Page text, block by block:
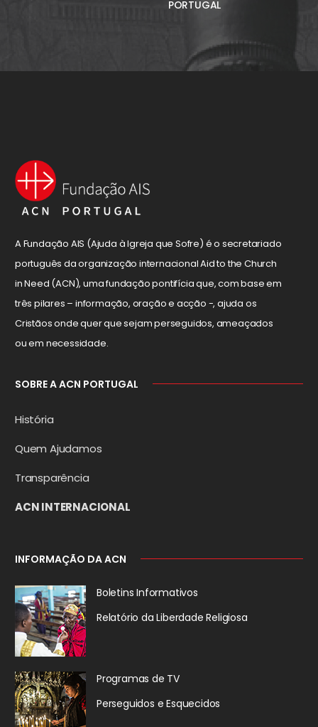
PORTUGAL
A Fundação AIS (Ajuda à Igreja que Sofre) é o secretariado
português da organização internacional Aid to the Church
in Need (ACN), uma fundação pontifícia que, com base em
três pilares – informação, oração e acção -, ajuda os
Cristãos onde quer que sejam perseguidos, ameaçados
ou em necessidade.
SOBRE A ACN PORTUGAL
História
Quem Ajudamos
Transparência
ACN INTERNACIONAL
INFORMAÇÃO DA ACN
Boletins Informativos
Relatório da Liberdade Religiosa
Programas de TV
Perseguidos e Esquecidos